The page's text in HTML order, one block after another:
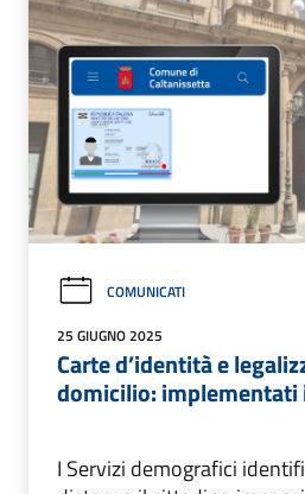
COMUNICATI
25 GIUGNO 2025
Carte d’identità e
domicilio: implementati
I Servizi demografici